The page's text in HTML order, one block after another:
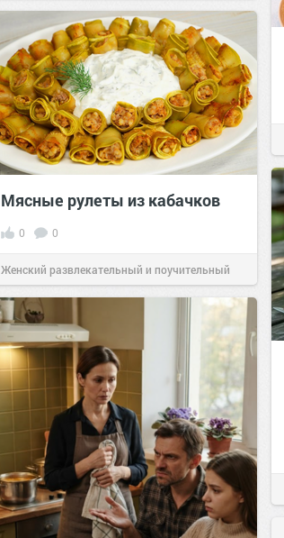
позитива!00:29Сегодня
Мясные рулеты из кабачков
0 0
Женский развлекательный и поучительный
сайт.23:41Вчера